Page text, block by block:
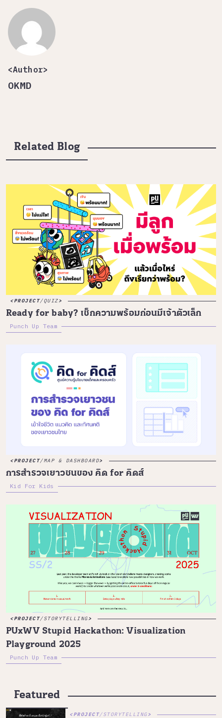
<Author>
OKMD
Related Blog
PROJECT/QUIZ
Ready for baby? เช็กความพร้อมก่อนมีเจ้าตัวเล็ก
Punch Up Team
PROJECT/MAP & DASHBOARD
การสำรวจเยาวชนของ คิด for คิดส์
Kid For Kids
PROJECT/STORYTELLING
PUxWV Stupid Hackathon: Visualization
Playground 2025
Punch Up Team
Featured
PROJECT/STORYTELLING